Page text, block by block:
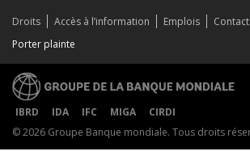
Droits Accès à l’information Emplois
Porter plainte
IBRD IDA IFC MIGA
CIRDI
© 2026 Groupe Banque mondiale. Tous droits